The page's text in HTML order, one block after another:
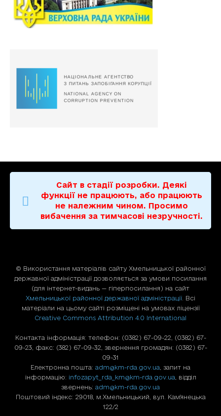
Сайт в стадії розробки. Деякі
функції не працюють, або працюють
не належним чином. Просимо
вибачення за тимчасові незручності.
© Використання матерiалiв сайту Хмельницької районної
державної адміністрації дозволяється за умови посилання
(для iнтернет-видань — гiперпосилання) на сайт
Хмельницької районної державної адміністрації . Всі
матеріали на цьому сайті розміщені на умовах ліцензії
Creative Commons Attribution 4.0 International
Контакта інформація: телефон: (0382) 67-09-22, (0382) 67-
09-23, факс: (382) 67-09-32, звернення громадян: (0382) 67-
09-31
Електронна пошта: adm@km-rda.gov.ua , запит на
інформацію: infozapyt_rda_km@km-rda.gov.ua , відділ
звернень: adm@km-rda.gov.ua
Поштовий індекс: 29018, м.Хмельницький, вул. Кам'янецька
122/2